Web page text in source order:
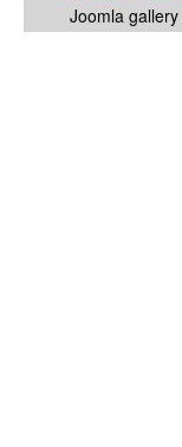
Joomla gallery